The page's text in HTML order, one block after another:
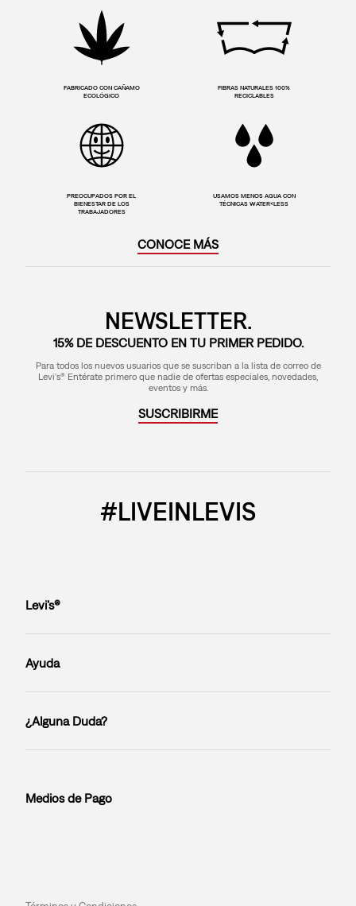
FABRICADO CON CAÑAMO
ECOLÓGICO
FIBRAS NATURALES 100%
RECICLABLES
PREOCUPADOS POR EL
BIENESTAR DE LOS
TRABAJADORES
USAMOS MENOS AGUA CON
TÉCNICAS WATER<LESS
CONOCE MÁS
NEWSLETTER.
15% DE DESCUENTO EN TU PRIMER PEDIDO.
Para todos los nuevos usuarios que se suscriban a la lista de correo de
Levi's® Entérate primero que nadie de ofertas especiales, novedades,
eventos y más.
SUSCRIBIRME
#LIVEINLEVIS
Levi’s®
Ayuda
¿Alguna Duda?
Medios de Pago